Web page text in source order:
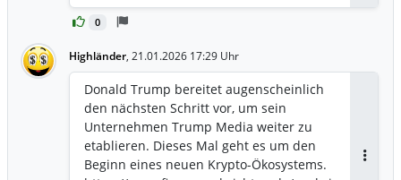
0
Highländer, 21.01.2026 17:29 Uhr
Donald Trump bereitet augenscheinlich
den nächsten Schritt vor, um sein
Unternehmen Trump Media weiter zu
etablieren. Dieses Mal geht es um den
Beginn eines neuen Krypto-Ökosystems.